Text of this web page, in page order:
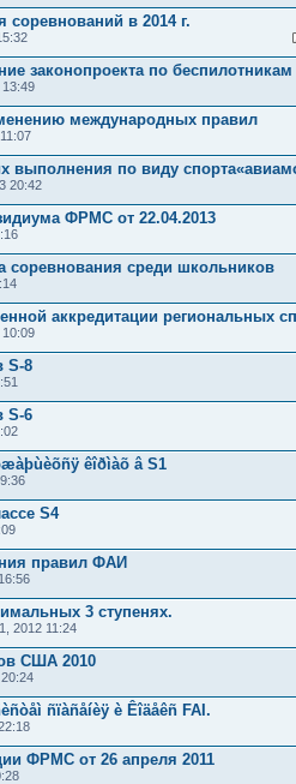
соревнований в 2014 г.
законопроекта по беспилотникам
международных правил
выполнения по виду
20:42
ФРМС от 22.04.2013
соревнования среди школьников
аккредитации региональных
S-8
S-6
êîðìàõ â S1
S4
правил ФАИ
3 ступенях.
2012 11:24
США 2010
ñïàñåíèÿ è Êîäåêñ FAI.
ФРМС от 26 апреля 2011